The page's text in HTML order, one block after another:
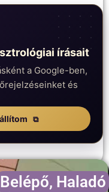
írásait
a Google-ben,
és
Belépő, Haladó